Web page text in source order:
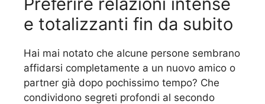
e totalizzanti fin da subito
Hai mai notato che alcune persone sembrano
affidarsi completamente a un nuovo amico o
partner già dopo pochissimo tempo? Che
condividono segreti profondi al secondo